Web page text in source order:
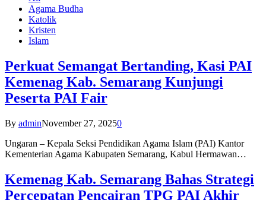
Agama Budha
Katolik
Kristen
Islam
Perkuat Semangat Bertanding, Kasi PAI
Kemenag Kab. Semarang Kunjungi
Peserta PAI Fair
By adminNovember 27, 20250
Ungaran – Kepala Seksi Pendidikan Agama Islam (PAI) Kantor
Kementerian Agama Kabupaten Semarang, Kabul Hermawan…
Kemenag Kab. Semarang Bahas Strategi
Percepatan Pencairan TPG PAI Akhir